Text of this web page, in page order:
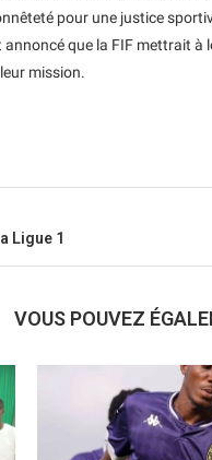
pour une justice
que la FIF mettrait
mission.
Ligue 1
VOUS POUVEZ